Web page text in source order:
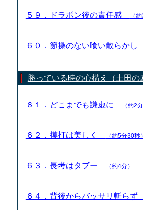
５９．ドラポン後の責任感 （
６０．節操のない喰い散らかし
勝っている時の心構え（土田の
６１．どこまでも謙虚に （約2
６２．摸打は美しく （約5分30秒）
６３．長考はタブー （約4分）
６４．背後からバッサリ斬らず